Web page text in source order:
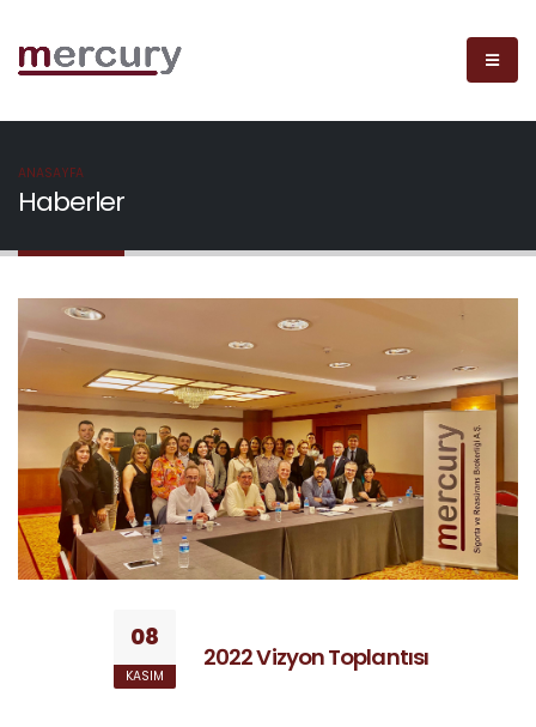
Haberler
ANASAYFA
08
KASIM
2022 Vizyon Toplantısı